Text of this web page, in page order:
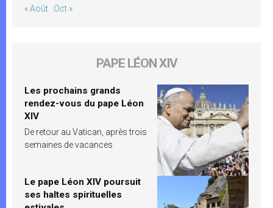
« Août Oct »
PAPE LÉON XIV
Les prochains grands
rendez-vous du pape Léon
XIV
De retour au Vatican, après trois
semaines de vacances
Le pape Léon XIV poursuit
ses haltes spirituelles